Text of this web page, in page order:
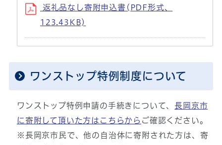
返礼品なし寄附申込書(PDF形式、
123.43KB)
ワンストップ特例制度について
ワンストップ特例申請の手続きについて、長岡京市
に寄附して頂いた方はこちらから ご確認ください。
※長岡京市民で、他の自治体に寄附された方は、寄